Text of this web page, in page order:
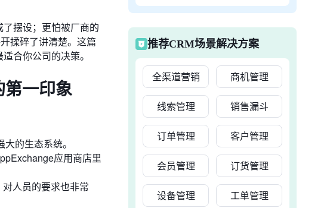
摆设；更怕被厂商的
揉碎了讲清楚。这篇
合你公司的决策。
一印象
的生态系统。
应用商店里
人员的要求也非常
推荐CRM场景解决方案
全渠道营销 商机管理
线索管理 销售漏斗
订单管理 客户管理
会员管理 订货管理
设备管理 工单管理